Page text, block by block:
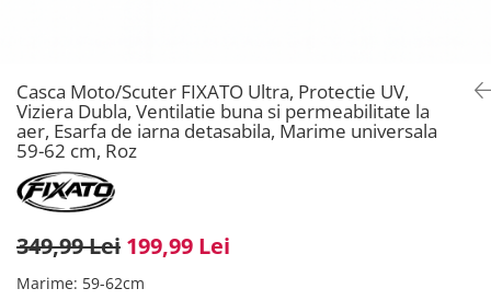
Casca Moto/Scuter FIXATO Ultra, Protectie UV,
Viziera Dubla, Ventilatie buna si permeabilitate la
aer, Esarfa de iarna detasabila, Marime universala
59-62 cm, Roz
349,99 Lei 199,99 Lei
Marime: 59-62cm